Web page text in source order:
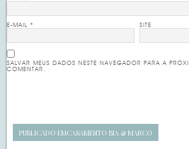
E-MAIL* SITE
SALVAR MEUS DADOS NESTE NAVEGADOR PARA A
COMENTAR.
PUBLICADO EMCASAMENTO BIA & MARCO